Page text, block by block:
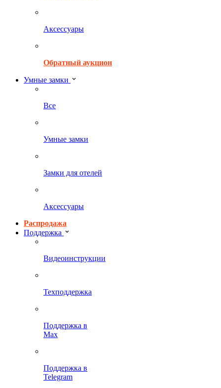
Аксессуары
Обратный аукцион
Умные замки
Все
Умные замки
Замки для отелей
Аксессуары
Распродажа
Поддержка
Видеоинструкции
Техподдержка
Поддержка в
Max
Поддержка в
Telegram